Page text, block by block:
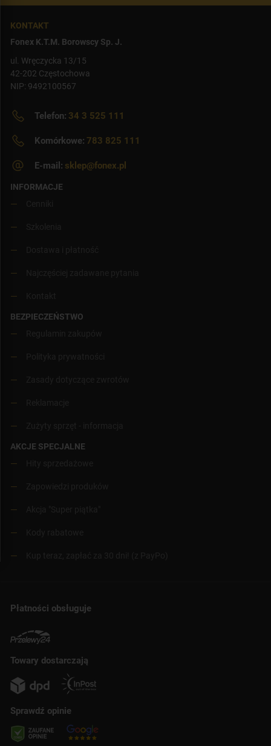
KONTAKT
Fonex K.T.M. Borowscy Sp. J.
ul. Wręczycka 13/15
42-202 Częstochowa
NIP: 9492100567
Telefon: 34 3 525 111
Komórkowe: 783 825 111
E-mail: sklep@fonex.pl
INFORMACJE
BEZPIECZEŃSTWO
AKCJE SPECJALNE
Płatności obsługuje
Towary dostarczają
Sprawdź opinie